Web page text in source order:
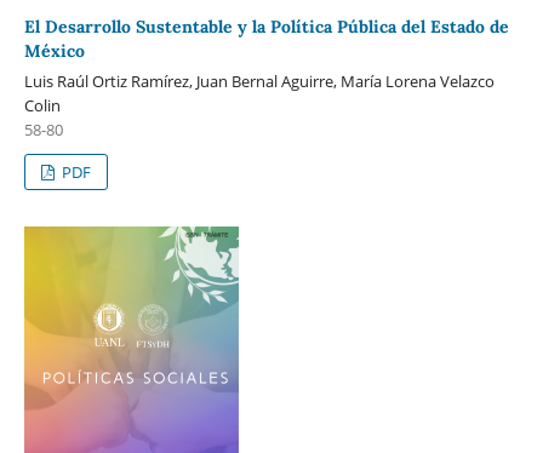
El Desarrollo Sustentable y la Política Pública del Estado de
México
Luis Raúl Ortiz Ramírez, Juan Bernal Aguirre, María Lorena Velazco
Colin
58-80
PDF